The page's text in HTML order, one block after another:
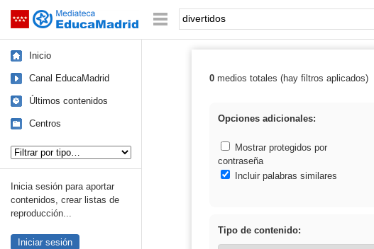
Saltar navegación Palabra o frase:
Inicio
Canal EducaMadrid
Últimos contenidos
Centros
Inicia sesión para aportar
contenidos, crear listas de
reproducción...
Iniciar sesión
Resultados de: divertidos
0medios totales (hay filtros aplicados)
Opciones adicionales:
Mostrar protegidos por
contraseña
Incluir palabras similares
Tipo de contenido: